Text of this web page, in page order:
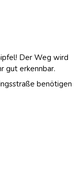
Der Weg wird
gut erkennbar.
benötigen